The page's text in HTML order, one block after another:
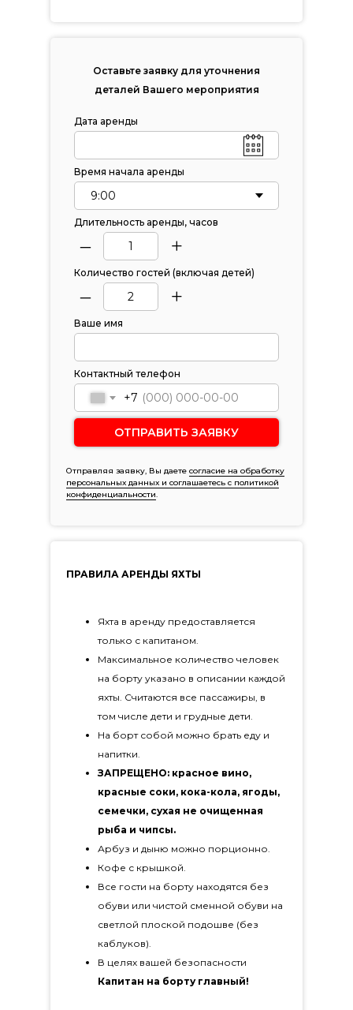
Оставьте заявку для уточнения
деталей Вашего мероприятия
ПРАВИЛА АРЕНДЫ ЯХТЫ
Яхта в аренду предоставляется
только с капитаном.
Максимальное количество человек
на борту указано в описании каждой
яхты. Считаются все пассажиры, в
том числе дети и грудные дети.
На борт собой можно брать еду и
напитки.
ЗАПРЕЩЕНО: красное вино,
красные соки, кока-кола, ягоды,
семечки, сухая не очищенная
рыба и чипсы.
Арбуз и дыню можно порционно.
Кофе с крышкой.
Все гости на борту находятся без
обуви или чистой сменной обуви на
светлой плоской подошве (без
каблуков).
В целях вашей безопасности
Капитан на борту главный!
Дата аренды
Время начала аренды
Длительность аренды, часов
– +
Количество гостей (включая детей)
– +
Ваше имя
Контактный телефон
+7
ОТПРАВИТЬ ЗАЯВКУ
Отправляя заявку, Вы даете согласие на обработку
персональных данных и соглашаетесь c политикой
конфиденциальности.